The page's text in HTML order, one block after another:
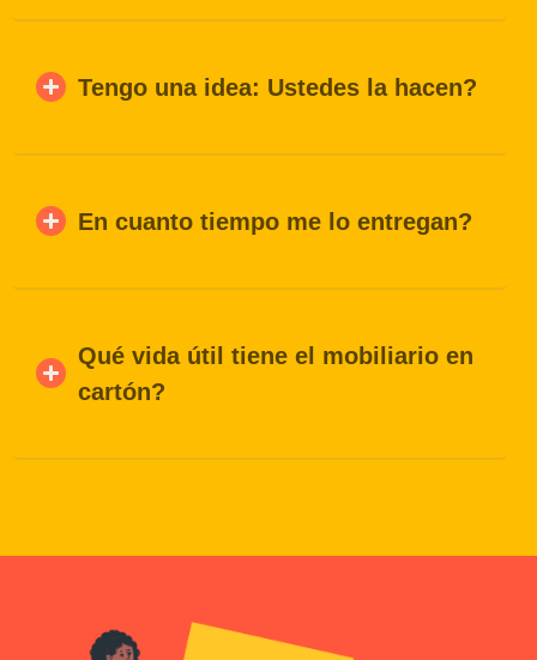
Tengo una idea: Ustedes la hacen?
En cuanto tiempo me lo entregan?
Qué vida útil tiene el mobiliario en
cartón?